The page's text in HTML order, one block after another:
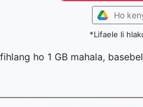
Ho
*Lifaele li
ho 1 GB mahala,